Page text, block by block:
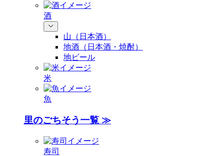
酒
山（日本酒）
地酒（日本酒・焼酎）
地ビール
米
魚
里のごちそう一覧 ≫
寿司